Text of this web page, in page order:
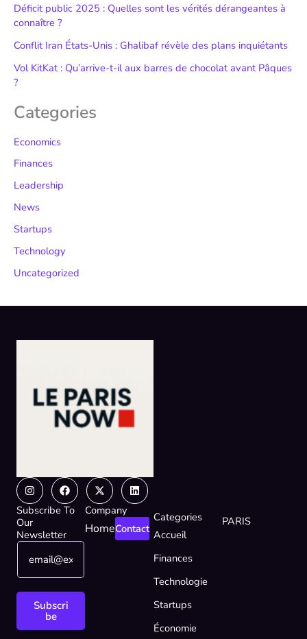
Déficit public 2025 : Quelles sont les vérités dérangeantes à
connaître ?
Conflit Iran États-Unis : Ghalibaf révèle des plans inquiétants
Vol KitKat : Qu’arrive-t-il aux barres de chocolat avant Pâques
?
Categories
Economics
Finances
Leadership
News
Startups
Technology
Uncategorized
InstagramFacebook
X-
twitter
Linkedin
Subscribe To
Our
Newsletter
E
a
m
E
a
Subscri
be
Company
HomeContact
Categories
Accueil
Finances
Technologie
Startups
Économie
PARIS